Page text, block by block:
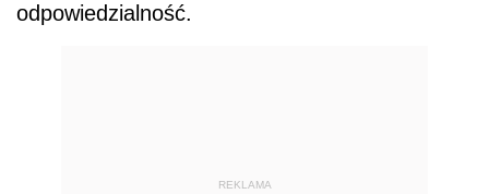
odpowiedzialność.
REKLAMA